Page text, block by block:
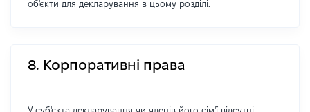
об'єкти для декларування в цьому розділі.
8. Корпоративні права
У суб'єкта декларування чи членів його сім'ї відсутні